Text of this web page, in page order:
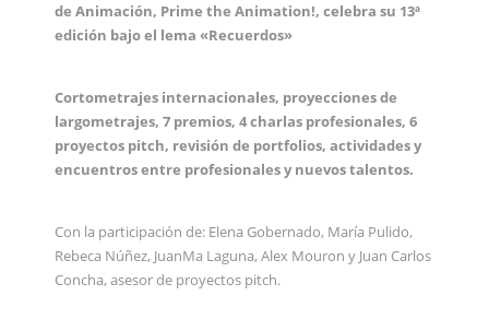
de Animación, Prime the Animation!, celebra su 13ª
edición bajo el lema «Recuerdos»
Cortometrajes internacionales, proyecciones de
largometrajes, 7 premios, 4 charlas profesionales, 6
proyectos pitch, revisión de portfolios, actividades y
encuentros entre profesionales y nuevos talentos.
Con la participación de: Elena Gobernado, María Pulido,
Rebeca Núñez, JuanMa Laguna, Alex Mouron y Juan Carlos
Concha, asesor de proyectos pitch.